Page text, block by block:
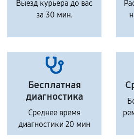
Выезд курьера до вас
за 30 мин.
Бесплатная
диагностика
Среднее время
диагностики 20 мин